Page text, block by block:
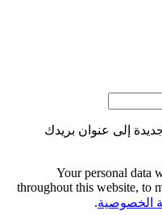
إلى عنوان بريدك
Your personal data
throughout this website, to
الخصوصية.